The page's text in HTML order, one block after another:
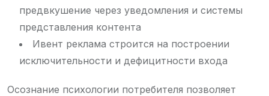
предвкушение через уведомления и системы
представления контента
Ивент реклама строится на построении
исключительности и дефицитности входа
Осознание психологии потребителя позволяет